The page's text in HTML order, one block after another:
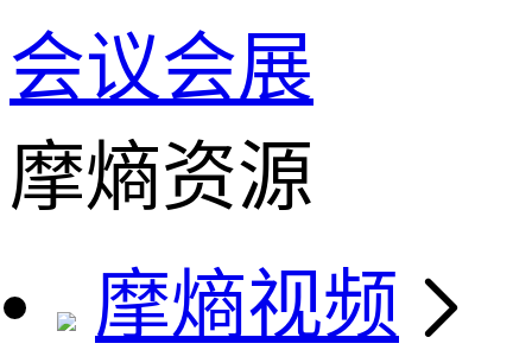
会议会展
摩熵资源
摩熵视频